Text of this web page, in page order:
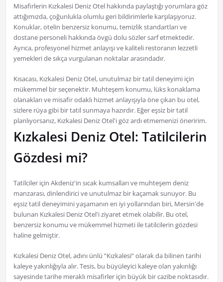
Misafirlerin Kızkalesi Deniz Otel hakkında paylaştığı yorumlara göz
attığımızda, çoğunlukla olumlu geri bildirimlerle karşılaşıyoruz.
Konuklar, otelin benzersiz konumu, temizlik standartları ve
dostane personeli hakkında övgü dolu sözler sarf etmektedir.
Ayrıca, profesyonel hizmet anlayışı ve kaliteli restoranın lezzetli
yemekleri de sıkça vurgulanan noktalar arasındadır.
Kısacası, Kızkalesi Deniz Otel, unutulmaz bir tatil deneyimi için
mükemmel bir seçenektir. Muhteşem konumu, lüks konaklama
olanakları ve misafir odaklı hizmet anlayışıyla öne çıkan bu otel,
sizlere rüya gibi bir tatil sunmaya hazırdır. Eğer eşsiz bir tatil
planlıyorsanız, Kızkalesi Deniz Otel'i göz ardı etmemenizi öneririm.
Kızkalesi Deniz Otel: Tatilcilerin
Gözdesi mi?
Tatilciler için Akdeniz'in sıcak kumsalları ve muhteşem deniz
manzarası, dinlendirici ve unutulmaz bir kaçamak sunuyor. Bu
eşsiz tatil deneyimini yaşamanın en iyi yollarından biri, Mersin'de
bulunan Kızkalesi Deniz Otel'i ziyaret etmek olabilir. Bu otel,
benzersiz konumu ve mükemmel hizmeti ile tatilcilerin gözdesi
haline gelmiştir.
Kızkalesi Deniz Otel, adını ünlü “Kızkalesi” olarak da bilinen tarihi
kaleye yakınlığıyla alır. Tesis, bu büyüleyici kaleye olan yakınlığı
sayesinde tarihe meraklı misafirler için büyük bir cazibe noktasıdır.